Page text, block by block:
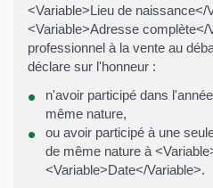
<Variable>Lieu de naissance</
<Variable>Adresse complète</
professionnel à la vente au
déclare sur l'honneur :
n'avoir participé dans
même nature,
ou avoir participé à une
de même nature à
<Variable>Date</Variable>.